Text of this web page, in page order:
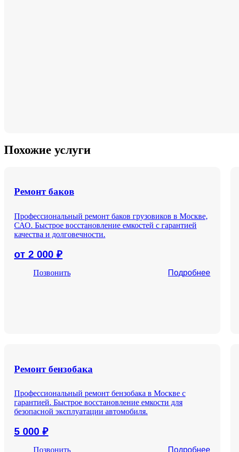
Похожие услуги
Ремонт баков
Профессиональный ремонт баков грузовиков в Москве,
САО. Быстрое восстановление емкостей с гарантией
качества и долговечности.
от 2 000 ₽
Позвонить Подробнее
Ремонт бензобака
Профессиональный ремонт бензобака в Москве с
гарантией. Быстрое восстановление емкости для
безопасной эксплуатации автомобиля.
5 000 ₽
Позвонить Подробнее